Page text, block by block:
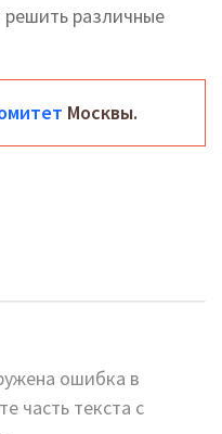
решить различные
Москвы.
ошибка в
часть текста с